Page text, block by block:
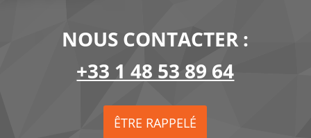
NOUS CONTACTER :
+33 1 48 53 89 64
ÊTRE RAPPELÉ